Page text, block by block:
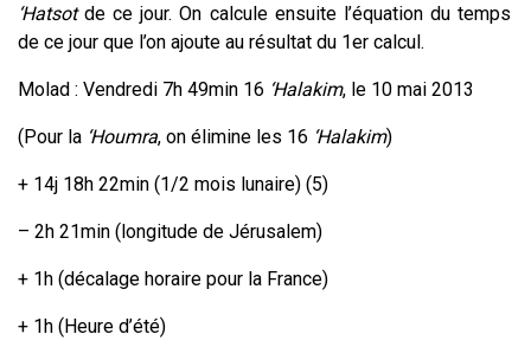
‘Hatsotde ce jour. On calcule ensuite l’équation du temps
de ce jour que l’on ajoute au résultat du 1er calcul.
Molad : Vendredi 7h 49min 16 ‘Halakim, le 10 mai 2013
(Pour la ‘Houmra, on élimine les 16 ‘Halakim)
+ 14j 18h 22min (1/2 mois lunaire) (5)
– 2h 21min (longitude de Jérusalem)
+ 1h (décalage horaire pour la France)
+ 1h (Heure d’été)